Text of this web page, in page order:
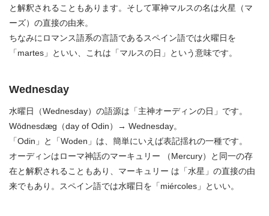
と解釈されることもあります。そして軍神マルスの名は火星（マ
ーズ）の直接の由来。
ちなみにロマンス語系の言語であるスペイン語では火曜日を
「martes」といい、これは「マルスの日」という意味です。
Wednesday
水曜日（Wednesday）の語源は「主神オーディンの日」です。
Wōdnesdæg（day of Odin）→ Wednesday。
「Odin」と「Woden」は、簡単にいえば表記揺れの一種です。
オーディンはローマ神話のマーキュリー （Mercury）と同一の存
在と解釈されることもあり、マーキュリー は「水星」の直接の由
来でもあり。スペイン語では水曜日を「miércoles」といい。